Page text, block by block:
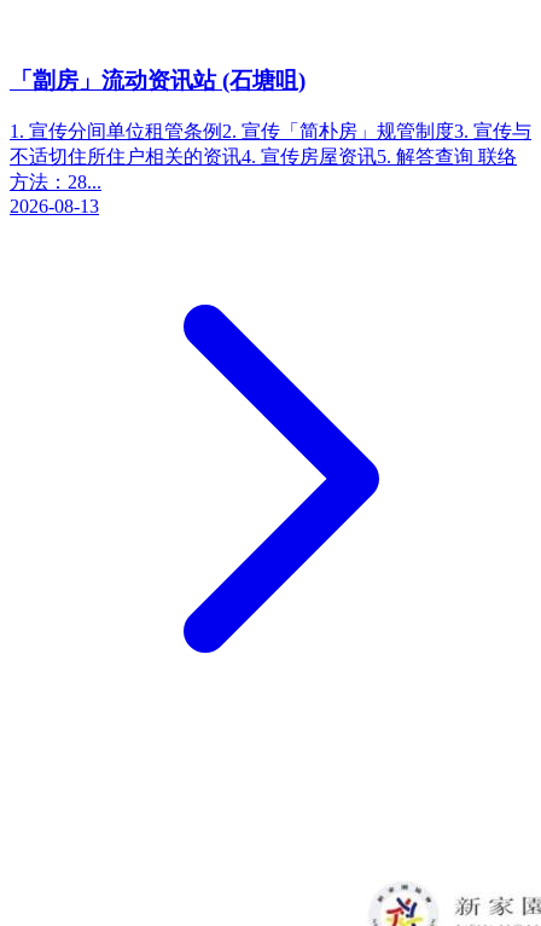
「劏房」流动资讯站 (石塘咀)
1. 宣传分间单位租管条例2. 宣传「简朴房」规管制度3. 宣传与
不适切住所住户相关的资讯4. 宣传房屋资讯5. 解答查询 联络
方法：28...
2026-08-13